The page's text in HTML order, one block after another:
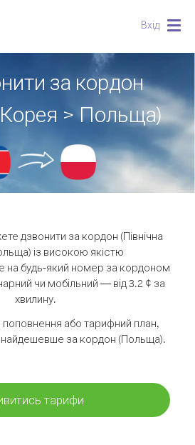
Вхід
за кордон
Корея > Польща)
дзвонити за кордон (Північна
із високою якістю
на будь-який номер за кордоном
чи мобільний — від 3.2 ¢ за
хвилину.
або тарифний план,
за кордон (Польща).
тарифи